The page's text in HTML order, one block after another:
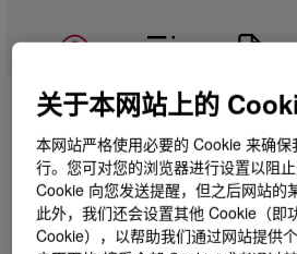
关于本网站上的
本网站严格使用必要的 Cookie 来确
行。您可对您的浏览器进行设置以阻
Cookie 向您发送提醒，但之后网站的
此外，我们还会设置其他 Cookie（即
Cookie），以帮助我们通过网站提供